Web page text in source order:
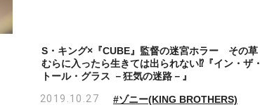
S・キング×『CUBE』監督の迷宮ホラー その草
むらに入ったら生きては出られない⁉『イン・ザ・
トール・グラス －狂気の迷路－』
2019.10.27
#ゾニー(KING BROTHERS)